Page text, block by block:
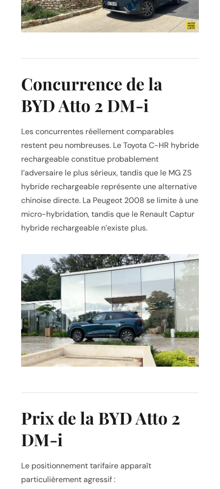
Concurrence de la
BYD Atto 2 DM-i
Les concurrentes réellement comparables
restent peu nombreuses. LeToyota C-HR hybride
rechargeable constitue probablement
l’adversaire le plus sérieux, tandis que le MG ZS
hybride rechargeable représente une alternative
chinoise directe. La Peugeot 2008 se limite à une
micro-hybridation, tandis que le Renault Captur
hybride rechargeable n’existe plus.
Prix de la BYD Atto 2
DM-i
Le positionnement tarifaire apparaît
particulièrement agressif :